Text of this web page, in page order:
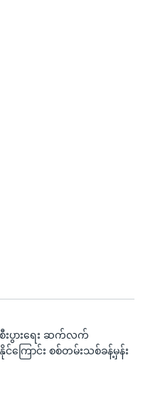
းပွားရေး ဆက်လက်
င်ကြောင်း စစ်တမ်းသစ်ခန့်မှန်း